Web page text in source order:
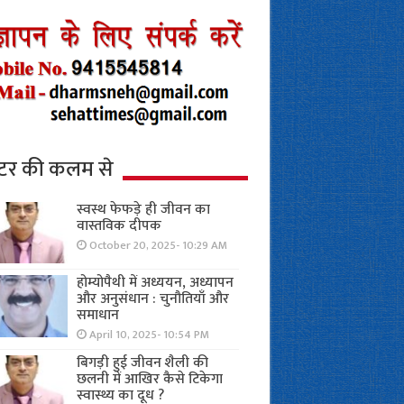
की कलम से
स्वस्थ फेफड़े ही जीवन का
वास्तविक दीपक
October 20, 2025- 10:29 AM
होम्योपैथी में अध्ययन, अध्यापन
और अनुसंधान : चुनौतियाँ और
समाधान
April 10, 2025- 10:54 PM
बिगड़ी हुई जीवन शैली की
छलनी में आखिर कैसे टिकेगा
स्वास्थ्य का दूध ?